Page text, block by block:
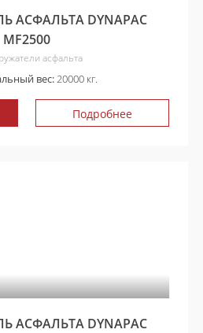
АСФАЛЬТА DYNAPAC
MF2500
асфальта
вес:20000 кг.
Подробнее
АСФАЛЬТА DYNAPAC